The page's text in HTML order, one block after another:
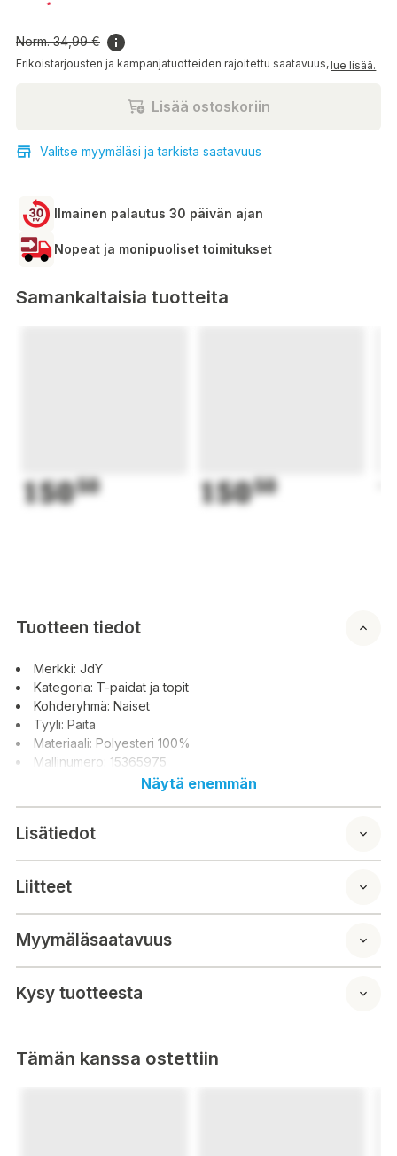
Norm.34,99 €
Erikoistarjousten ja kampanjatuotteiden rajoitettu saatavuus,lue lisää.
Lisää ostoskoriin
Valitse myymäläsi ja tarkista saatavuus
Ilmainen palautus 30 päivän ajan
Nopeat ja monipuoliset toimitukset
Samankaltaisia tuotteita
15050 15050
Tuotteen tiedot
Merkki: JdY
Kategoria: T-paidat ja topit
Kohderyhmä: Naiset
Tyyli: Paita
Materiaali: Polyesteri 100%
Mallinumero: 15365975
Näytä enemmän
Lisätiedot
Liitteet
Myymäläsaatavuus
Kysy tuotteesta
Tämän kanssa ostettiin